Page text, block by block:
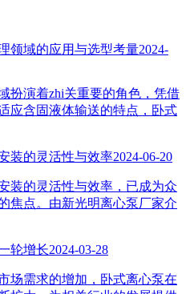
领域的应用与选型考量2024-
扮演着zhi关重要的角色，凭借
应含固液体输送的特点，卧式
装的灵活性与效率2024-06-20
装的灵活性与效率，已成为众
焦点。由新光明离心泵厂家介
轮增长2024-03-28
场需求的增加，卧式离心泵在